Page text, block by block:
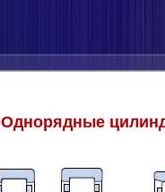
Однорядные